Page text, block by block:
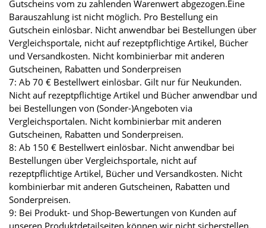
Gutscheins vom zu zahlenden Warenwert abgezogen.Eine
Barauszahlung ist nicht möglich. Pro Bestellung ein
Gutschein einlösbar. Nicht anwendbar bei Bestellungen über
Vergleichsportale, nicht auf rezeptpflichtige Artikel, Bücher
und Versandkosten. Nicht kombinierbar mit anderen
Gutscheinen, Rabatten und Sonderpreisen
7: Ab 70 € Bestellwert einlösbar. Gilt nur für Neukunden.
Nicht auf rezeptpflichtige Artikel und Bücher anwendbar und
bei Bestellungen von (Sonder-)Angeboten via
Vergleichsportalen. Nicht kombinierbar mit anderen
Gutscheinen, Rabatten und Sonderpreisen.
8: Ab 150 € Bestellwert einlösbar. Nicht anwendbar bei
Bestellungen über Vergleichsportale, nicht auf
rezeptpflichtige Artikel, Bücher und Versandkosten. Nicht
kombinierbar mit anderen Gutscheinen, Rabatten und
Sonderpreisen.
9: Bei Produkt- und Shop-Bewertungen von Kunden auf